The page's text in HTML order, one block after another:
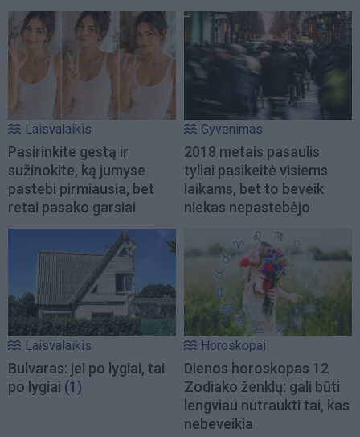
Laisvalaikis
Pasirinkite gestą ir
sužinokite, ką jumyse
pastebi pirmiausia, bet
retai pasako garsiai
Gyvenimas
2018 metais pasaulis
tyliai pasikeitė visiems
laikams, bet to beveik
niekas nepastebėjo
Laisvalaikis
Bulvaras: jei po lygiai, tai
po lygiai (1)
Horoskopai
Dienos horoskopas 12
Zodiako ženklų: gali būti
lengviau nutraukti tai, kas
nebeveikia